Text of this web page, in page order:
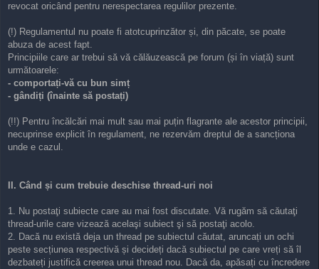
revocat oricând pentru nerespectarea regulilor prezente.
(!) Regulamentul nu poate fi atotcuprinzător și, din păcate, se poate
abuza de acest fapt.
Principiile care ar trebui să vă călăuzească pe forum (și în viață) sunt
următoarele:
- comportați-vă cu bun simț
- gândiți (înainte să postați)
(!!) Pentru încălcări mai mult sau mai puțin flagrante ale acestor principii,
necuprinse explicit în regulament, ne rezervăm dreptul de a sancționa
unde e cazul.
II. Când și cum trebuie deschise thread-uri noi
1. Nu postaţi subiecte care au mai fost discutate. Vă rugăm să căutaţi
thread-urile care vizează acelaşi subiect şi să postaţi acolo.
2. Dacă nu există deja un thread pe subiectul căutat, aruncați un ochi
peste secțiunea respectivă și decideți dacă subiectul pe care vreți să îl
dezbateți justifică creerea unui thread nou. Dacă da, apăsați cu încredere